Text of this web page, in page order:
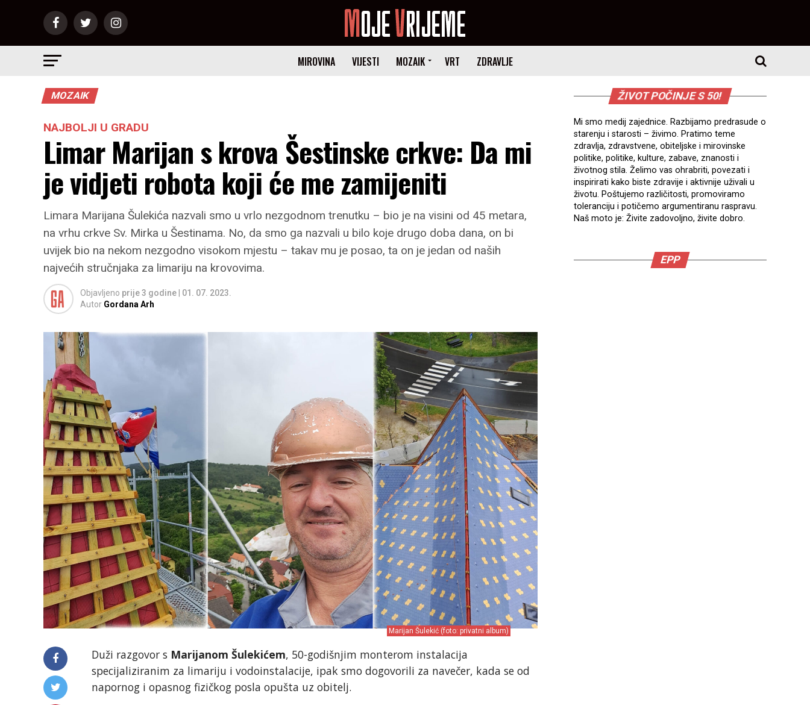
MIROVINA VIJESTI MOZAIK VRT ZDRAVLJE
MOZAIK
NAJBOLJI U GRADU
Limar Marijan s krova Šestinske crkve: Da mi
je vidjeti robota koji će me zamijeniti
Limara Marijana Šulekića nazvali smo u vrlo nezgodnom trenutku – bio je na visini od 45 metara,
na vrhu crkve Sv. Mirka u Šestinama. No, da smo ga nazvali u bilo koje drugo doba dana, on bi
uvijek bio na nekom nezgodno visokom mjestu – takav mu je posao, ta on je jedan od naših
najvećih stručnjaka za limariju na krovovima.
Objavljeno prije 3 godine
01. 07. 2023.
Autor Gordana Arh
Marijan Šulekić (foto: privatni album)
Duži razgovor s Marijanom Šulekićem, 50-godišnjim monterom instalacija
specijaliziranim za limariju i vodoinstalacije, ipak smo dogovorili za navečer, kada se od
napornog i opasnog fizičkog posla opušta uz obitelj.
ŽIVOT POČINJE S 50!
Mi smo medij zajednice. Razbijamo predrasude o
starenju i starosti – živimo. Pratimo teme
zdravlja, zdravstvene, obiteljske i mirovinske
politike, politike, kulture, zabave, znanosti i
životnog stila. Želimo vas ohrabriti, povezati i
inspirirati kako biste zdravije i aktivnije uživali u
životu. Poštujemo različitosti, promoviramo
toleranciju i potičemo argumentiranu raspravu.
Naš moto je: Živite zadovoljno, živite dobro.
EPP